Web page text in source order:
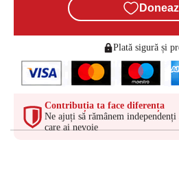
Plată sigură și
Contribuția ta face diferența
Ne ajuți să rămânem
care ai nevoie